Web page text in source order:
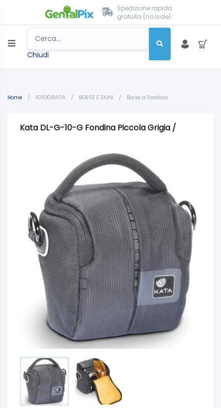
Spedizione rapida
gratuita (no isole)
Chiudi
Home / FOTOGRAFIA / BORSE E ZAINI / Borse a Fondina
Kata DL-G-10-G Fondina Piccola Grigia /